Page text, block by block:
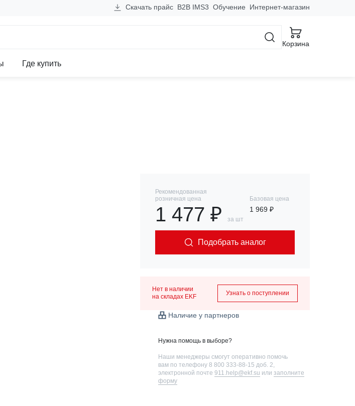
Скачать прайс B2B IMS3 Обучение Интернет-магазин
Корзина
Где купить
ИО12-8-75-130/95-01 УХЛ2
Рекомендованная
розничная цена
1 477 ₽ за шт
Базовая цена
1 969 ₽
Подобрать аналог
Нет в наличии
на складах EKF
Узнать о поступлении
Наличие у партнеров
Нужна помощь в выборе?
Наши менеджеры смогут оперативно помочь
вам по телефону 8 800 333-88-15 доб. 2
электронной почте 911.help@ekf.su или заполните
форму